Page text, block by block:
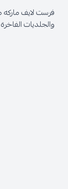
فرست لايف ماركه
والجلديات